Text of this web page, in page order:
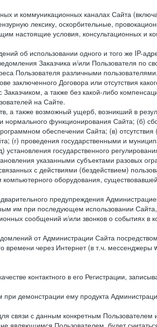
и коммуникационных каналах Сайта
лексику, оскорбительные,
настоящие условия, консультационных и
об использовании одного и того же IP-
Заказчика и/или Пользователя по
Пользователя различными пользователями.
заключенного Договора или отсутствия
а также без какой-либо
на Сайте.
а также возможный ущерб, возникший в
функционирования Сайта; (б)
обеспечении Сайта; (в) отсутствия
(г) проведения государственными и
государственного
указанными субъектами разовых
с действиями (бездействием)
оборудования,
предупреждения
им при последующем использовании
сообщений и/или звонков о событиях в
от Администрации Сайта
времени через Интернет (в т.ч. мессенджеры
контактного в его Регистрации,
демонстрации ему продукта
связи с данным конкретным Пользователем
являющимся Пользователем, будет